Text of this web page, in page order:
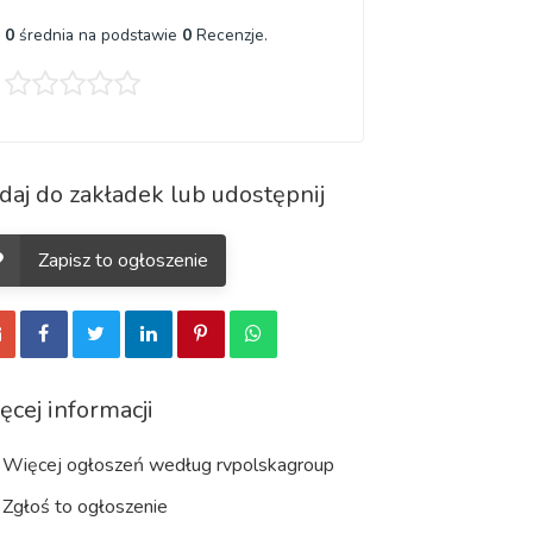
0średnia na podstawie 0Recenzje.
do zakładek lub udostępnij
Zapisz to ogłoszenie
informacji
Więcej ogłoszeń według rvpolskagroup
Zgłoś to ogłoszenie